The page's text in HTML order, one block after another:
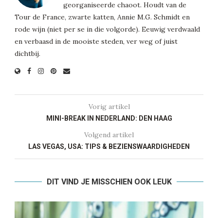
georganiseerde chaoot. Houdt van de
Tour de France, zwarte katten, Annie M.G. Schmidt en
rode wijn (niet per se in die volgorde). Eeuwig verdwaald
en verbaasd in de mooiste steden, ver weg of juist
dichtbij.
Vorig artikel
MINI-BREAK IN NEDERLAND: DEN HAAG
Volgend artikel
LAS VEGAS, USA: TIPS & BEZIENSWAARDIGHEDEN
DIT VIND JE MISSCHIEN OOK LEUK